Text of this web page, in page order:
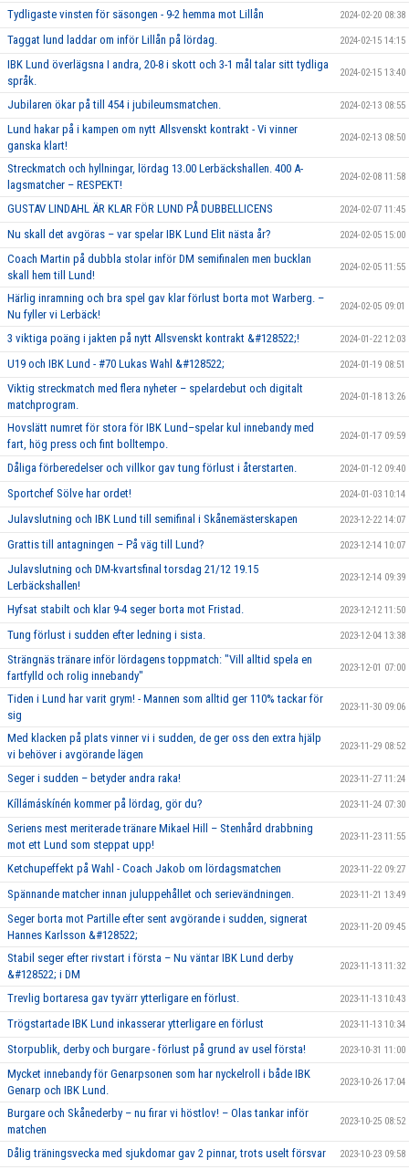
Tydligaste vinsten för säsongen - 9-2 hemma mot Lillån 2024-02-20 08:38
Taggat lund laddar om inför Lillån på lördag. 2024-02-15 14:15
IBK Lund överlägsna I andra, 20-8 i skott och 3-1 mål talar sitt tydliga
språk.
2024-02-15 13:40
Jubilaren ökar på till 454 i jubileumsmatchen. 2024-02-13 08:55
Lund hakar på i kampen om nytt Allsvenskt kontrakt - Vi vinner
ganska klart!
2024-02-13 08:50
Streckmatch och hyllningar, lördag 13.00 Lerbäckshallen. 400 A-
lagsmatcher – RESPEKT!
2024-02-08 11:58
GUSTAV LINDAHL ÄR KLAR FÖR LUND PÅ DUBBELLICENS 2024-02-07 11:45
Nu skall det avgöras – var spelar IBK Lund Elit nästa år? 2024-02-05 15:00
Coach Martin på dubbla stolar inför DM semifinalen men bucklan
skall hem till Lund!
2024-02-05 11:55
Härlig inramning och bra spel gav klar förlust borta mot Warberg. –
Nu fyller vi Lerbäck!
2024-02-05 09:01
3 viktiga poäng i jakten på nytt Allsvenskt kontrakt &#128522;! 2024-01-22 12:03
U19 och IBK Lund - #70 Lukas Wahl &#128522; 2024-01-19 08:51
Viktig streckmatch med flera nyheter – spelardebut och digitalt
matchprogram.
2024-01-18 13:26
Hovslätt numret för stora för IBK Lund–spelar kul innebandy med
fart, hög press och fint bolltempo.
2024-01-17 09:59
Dåliga förberedelser och villkor gav tung förlust i återstarten. 2024-01-12 09:40
Sportchef Sölve har ordet! 2024-01-03 10:14
Julavslutning och IBK Lund till semifinal i Skånemästerskapen 2023-12-22 14:07
Grattis till antagningen – På väg till Lund? 2023-12-14 10:07
Julavslutning och DM-kvartsfinal torsdag 21/12 19.15
Lerbäckshallen!
2023-12-14 09:39
Hyfsat stabilt och klar 9-4 seger borta mot Fristad. 2023-12-12 11:50
Tung förlust i sudden efter ledning i sista. 2023-12-04 13:38
Strängnäs tränare inför lördagens toppmatch: "Vill alltid spela en
fartfylld och rolig innebandy"
2023-12-01 07:00
Tiden i Lund har varit grym! - Mannen som alltid ger 110% tackar för
sig
2023-11-30 09:06
Med klacken på plats vinner vi i sudden, de ger oss den extra hjälp
vi behöver i avgörande lägen
2023-11-29 08:52
Seger i sudden – betyder andra raka! 2023-11-27 11:24
Kíllámáskínén kommer på lördag, gör du? 2023-11-24 07:30
Seriens mest meriterade tränare Mikael Hill – Stenhård drabbning
mot ett Lund som steppat upp!
2023-11-23 11:55
Ketchupeffekt på Wahl - Coach Jakob om lördagsmatchen 2023-11-22 09:27
Spännande matcher innan juluppehållet och serievändningen. 2023-11-21 13:49
Seger borta mot Partille efter sent avgörande i sudden, signerat
Hannes Karlsson &#128522;
2023-11-20 09:45
Stabil seger efter rivstart i första – Nu väntar IBK Lund derby
&#128522; i DM
2023-11-13 11:32
Trevlig bortaresa gav tyvärr ytterligare en förlust. 2023-11-13 10:43
Trögstartade IBK Lund inkasserar ytterligare en förlust 2023-11-13 10:34
Storpublik, derby och burgare - förlust på grund av usel första! 2023-10-31 11:00
Mycket innebandy för Genarpsonen som har nyckelroll i både IBK
Genarp och IBK Lund.
2023-10-26 17:04
Burgare och Skånederby – nu firar vi höstlov! – Olas tankar inför
matchen
2023-10-25 08:52
Dålig träningsvecka med sjukdomar gav 2 pinnar, trots uselt försvar 2023-10-23 09:58